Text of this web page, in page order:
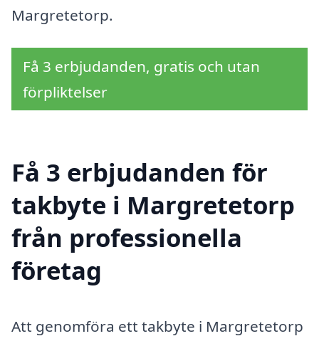
Margretetorp.
Få 3 erbjudanden, gratis och utan
förpliktelser
Få 3 erbjudanden för
takbyte i Margretetorp
från professionella
företag
Att genomföra ett takbyte i Margretetorp